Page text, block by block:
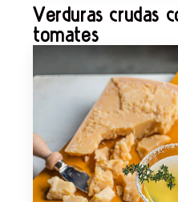
Verduras crudas
tomates